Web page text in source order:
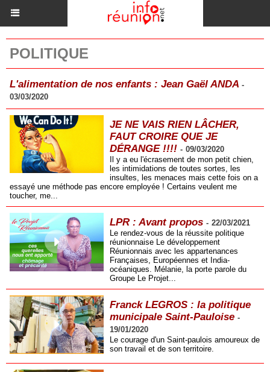
POLITIQUE
L'alimentation de nos enfants : Jean Gaël ANDA -
03/03/2020
JE NE VAIS RIEN LÂCHER,
FAUT CROIRE QUE JE
DÉRANGE !!!! - 09/03/2020
Il y a eu l'écrasement de mon petit chien,
les intimidations de toutes sortes, les
insultes, les menaces mais cette fois on a
essayé une méthode pas encore employée ! Certains veulent me
toucher, me...
LPR : Avant propos - 22/03/2021
Le rendez-vous de la réussite politique
réunionnaise Le développement
Réunionnais avec les appartenances
Françaises, Européennes et India-
océaniques. Mélanie, la porte parole du
Groupe Le Projet...
Franck LEGROS : la politique
municipale Saint-Pauloise -
19/01/2020
Le courage d'un Saint-paulois amoureux de
son travail et de son territoire.